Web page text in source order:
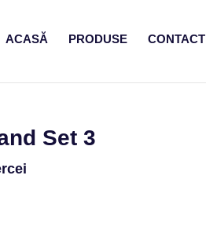
ACASĂ PRODUSE CONTACT
Set 3